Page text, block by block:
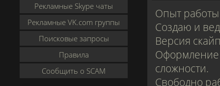
Рекламные Skype чаты
Рекламные VK.com группы
Поисковые запросы
Правила
Сообщить о SCAM
Опыт работы
Создаю и
Версия
Оформление
сложности.
Свободно